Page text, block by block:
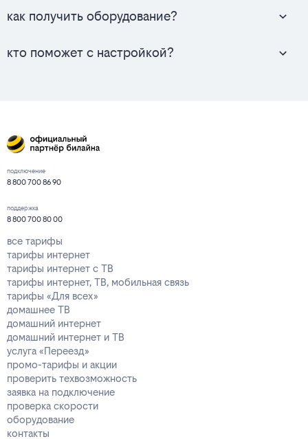
как получить оборудование?
кто поможет с настройкой?
подключение
8 800 700 86 90
поддержка
8 800 700 80 00
все тарифы
тарифы интернет
тарифы интернет с ТВ
тарифы интернет, ТВ, мобильная связь
тарифы «Для всех»
домашнее ТВ
домашний интернет
домашний интернет и ТВ
услуга «Переезд»
промо-тарифы и акции
проверить техвозможность
заявка на подключение
проверка скорости
оборудование
контакты